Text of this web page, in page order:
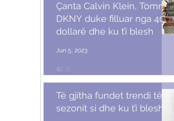
Çanta Calvin Klein, Tommy,
DKNY duke filluar nga 40
dollarë dhe ku t’i blesh
Jun 5, 2023
Të gjitha fundet trendi të
sezonit si dhe ku t’i blesh